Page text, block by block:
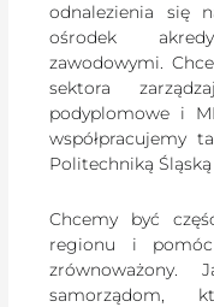
odnalezienia się
ośrodek
zawodowymi.
sektora
podyplomowe i
współpracujemy
Politechniką
Chcemy być
regionu i
zrównoważony.
samorządom,